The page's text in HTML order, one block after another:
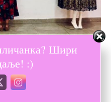
Шири
:)